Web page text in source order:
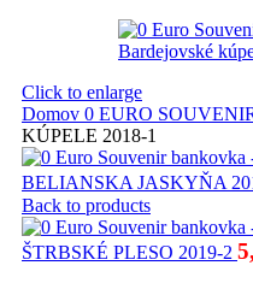
Click to enlarge
Domov 0 EURO
KÚPELE 2018-1
BELIANSKA JASKYŇA
Back to products
ŠTRBSKÉ PLESO 2019-2